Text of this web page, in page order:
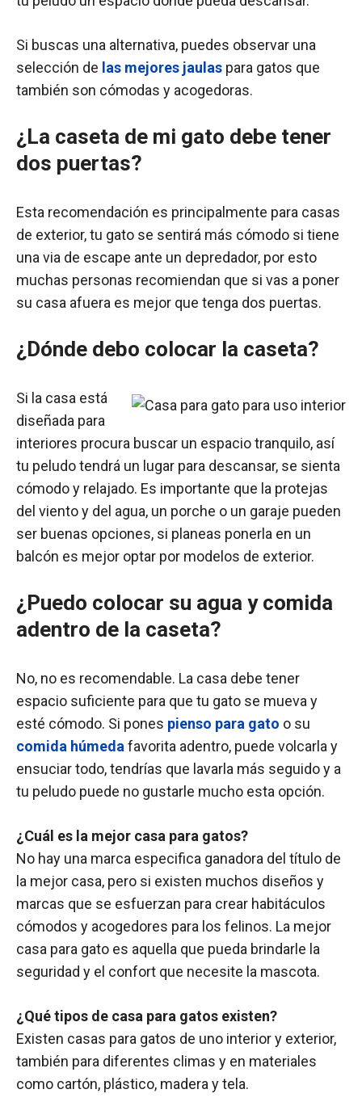
Si buscas una alternativa, puedes observar una
selección de las mejores jaulas para gatos que
también son cómodas y acogedoras.
¿La caseta de mi gato debe tener
dos puertas?
Esta recomendación es principalmente para casas
de exterior, tu gato se sentirá más cómodo si tiene
una via de escape ante un depredador, por esto
muchas personas recomiendan que si vas a poner
su casa afuera es mejor que tenga dos puertas.
¿Dónde debo colocar la caseta?
Si la casa está
diseñada para
interiores procura buscar un espacio tranquilo, así
tu peludo tendrá un lugar para descansar, se sienta
cómodo y relajado. Es importante que la protejas
del viento y del agua, un porche o un garaje pueden
ser buenas opciones, si planeas ponerla en un
balcón es mejor optar por modelos de exterior.
¿Puedo colocar su agua y comida
adentro de la caseta?
No, no es recomendable. La casa debe tener
espacio suficiente para que tu gato se mueva y
esté cómodo. Si pones pienso para gato o su
comida húmeda favorita adentro, puede volcarla y
ensuciar todo, tendrías que lavarla más seguido y a
tu peludo puede no gustarle mucho esta opción.
¿Cuál es la mejor casa para gatos?
No hay una marca especifica ganadora del título de
la mejor casa, pero si existen muchos diseños y
marcas que se esfuerzan para crear habitáculos
cómodos y acogedores para los felinos. La mejor
casa para gato es aquella que pueda brindarle la
seguridad y el confort que necesite la mascota.
¿Qué tipos de casa para gatos existen?
Existen casas para gatos de uno interior y exterior,
también para diferentes climas y en materiales
como cartón, plástico, madera y tela.